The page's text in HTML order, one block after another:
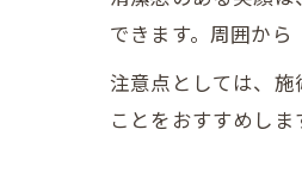
できます。周囲から
注意点としては、
ことをおすすめしま